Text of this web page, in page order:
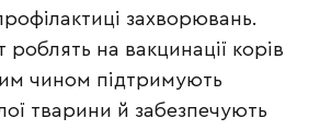
захворювань.
роблять на вакцинації корів
чином підтримують
тварини й забезпечують